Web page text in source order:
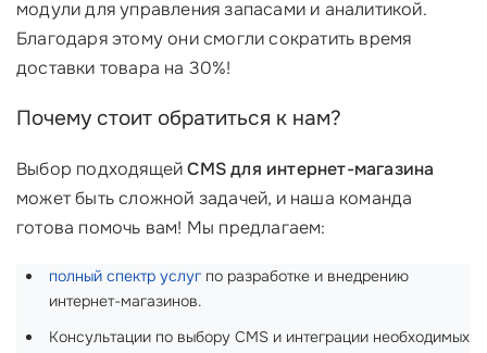
модули для управления запасами и аналитикой.
Благодаря этому они смогли сократить время
доставки товара на 30%!
Почему стоит обратиться к нам?
Выбор подходящейCMS для интернет-магазина
может быть сложной задачей, и наша команда
готова помочь вам! Мы предлагаем:
полный спектр услуг по разработке и внедрению
интернет-магазинов.
Консультации по выбору CMS и интеграции необходимых